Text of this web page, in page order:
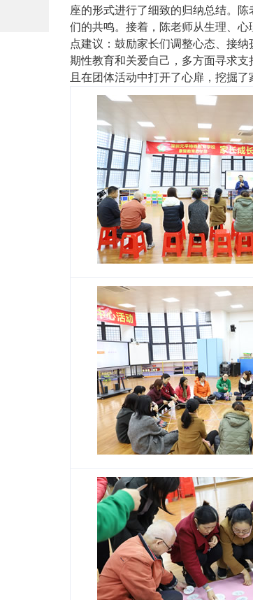
座的形式进行了细致的归纳总结。
们的共鸣。接着，陈老师从生理、
点建议：鼓励家长们调整心态、接
期性教育和关爱自己，多方面寻求支
且在团体活动中打开了心扉，挖掘